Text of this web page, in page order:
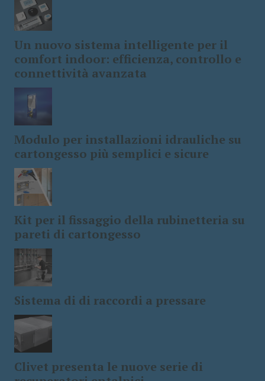
Un nuovo sistema intelligente per il
comfort indoor: efficienza, controllo e
connettività avanzata
Modulo per installazioni idrauliche su
cartongesso più semplici e sicure
Kit per il fissaggio della rubinetteria su
pareti di cartongesso
Sistema di di raccordi a pressare
Clivet presenta le nuove serie di